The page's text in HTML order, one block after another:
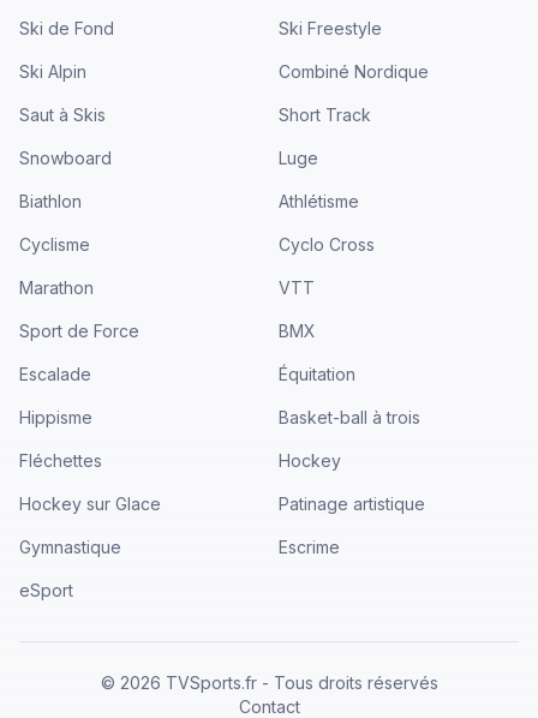
Ski de Fond Ski Freestyle
Ski Alpin Combiné Nordique
Saut à Skis Short Track
Snowboard Luge
Biathlon Athlétisme
Cyclisme Cyclo Cross
Marathon VTT
Sport de Force BMX
Escalade Équitation
Hippisme Basket-ball à trois
Fléchettes Hockey
Hockey sur Glace Patinage artistique
Gymnastique Escrime
eSport
© 2026 TVSports.fr - Tous droits réservés
Contact